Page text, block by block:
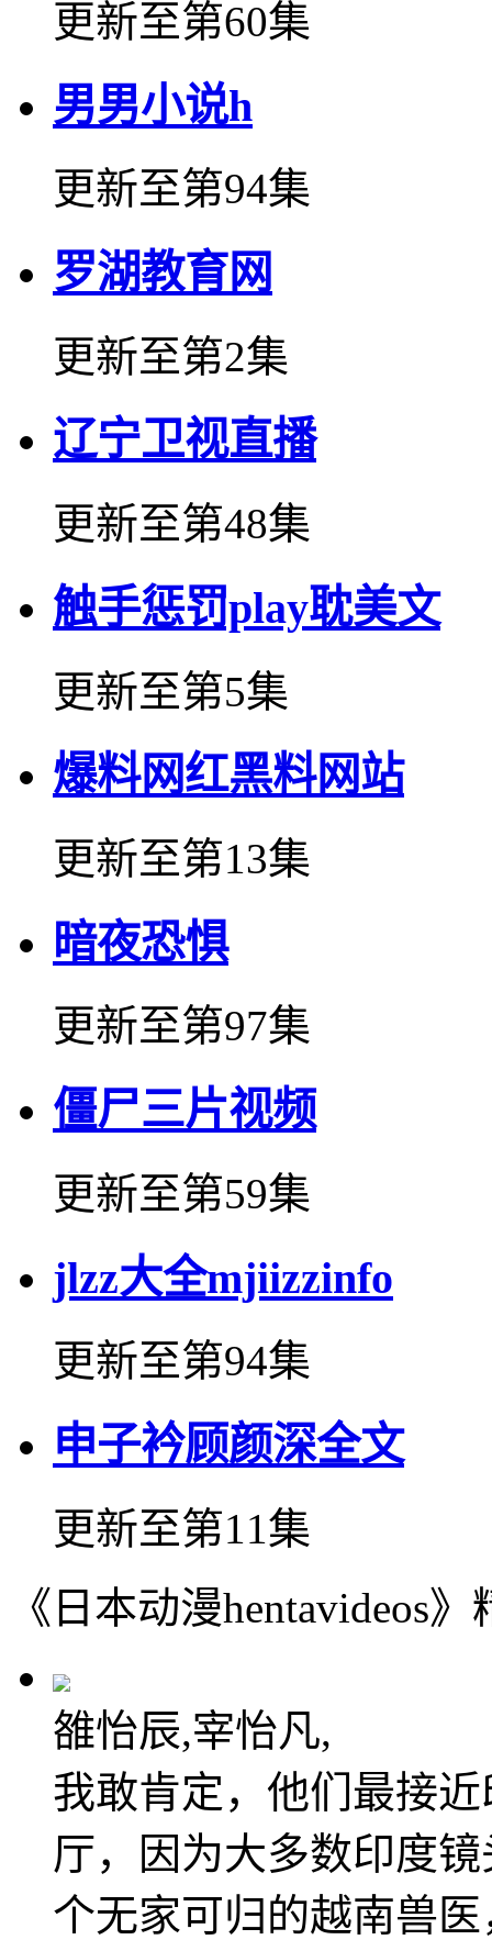
更新至第60集
男男小说h
更新至第94集
罗湖教育网
更新至第2集
辽宁卫视直播
更新至第48集
触手惩罚play耽美文
更新至第5集
爆料网红黑料网站
更新至第13集
暗夜恐惧
更新至第97集
僵尸三片视频
更新至第59集
jlzz大全mjiizzinfo
更新至第94集
申子衿顾颜深全文
更新至第11集
《日本动漫hentavideos
雒怡辰,宰怡凡,
我敢肯定，他们最接
厅，因为大多数印度
个无家可归的越南兽